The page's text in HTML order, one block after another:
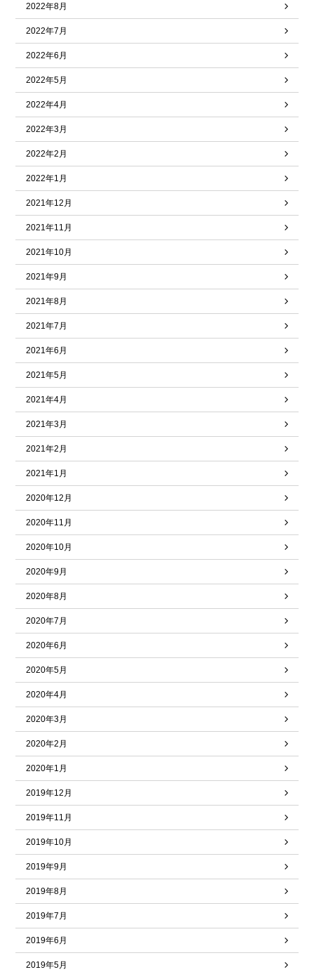
2022年8月
2022年7月
2022年6月
2022年5月
2022年4月
2022年3月
2022年2月
2022年1月
2021年12月
2021年11月
2021年10月
2021年9月
2021年8月
2021年7月
2021年6月
2021年5月
2021年4月
2021年3月
2021年2月
2021年1月
2020年12月
2020年11月
2020年10月
2020年9月
2020年8月
2020年7月
2020年6月
2020年5月
2020年4月
2020年3月
2020年2月
2020年1月
2019年12月
2019年11月
2019年10月
2019年9月
2019年8月
2019年7月
2019年6月
2019年5月